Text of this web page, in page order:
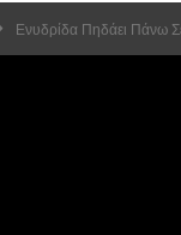
Ενυδρίδα Πηδάει Πάνω